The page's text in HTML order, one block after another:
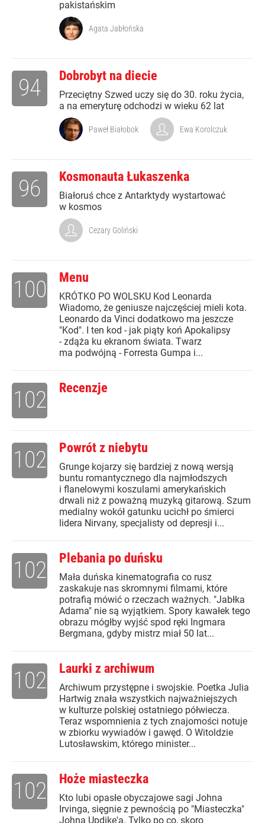
pakistańskim
Agata Jabłońska
Dobrobyt na diecie
Przeciętny Szwed uczy się do 30. roku życia,
a na emeryturę odchodzi w wieku 62 lat
94
Paweł Białobok Ewa Korolczuk
Kosmonauta Łukaszenka
Białoruś chce z Antarktydy wystartować
w kosmos
96
Cezary Goliński
Menu
KRÓTKO PO WOLSKU Kod Leonarda
Wiadomo, że geniusze najczęściej mieli kota.
Leonardo da Vinci dodatkowo ma jeszcze
"Kod". I ten kod - jak piąty koń Apokalipsy
- zdąża ku ekranom świata. Twarz
ma podwójną - Forresta Gumpa i...
100
Recenzje
102
Powrót z niebytu
Grunge kojarzy się bardziej z nową wersją
buntu romantycznego dla najmłodszych
i flanelowymi koszulami amerykańskich
drwali niż z poważną muzyką gitarową. Szum
medialny wokół gatunku ucichł po śmierci
lidera Nirvany, specjalisty od depresji i...
102
Plebania po duńsku
Mała duńska kinematografia co rusz
zaskakuje nas skromnymi filmami, które
potrafią mówić o rzeczach ważnych. "Jabłka
Adama" nie są wyjątkiem. Spory kawałek tego
obrazu mógłby wyjść spod ręki Ingmara
Bergmana, gdyby mistrz miał 50 lat...
102
Laurki z archiwum
Archiwum przystępne i swojskie. Poetka Julia
Hartwig znała wszystkich najważniejszych
w kulturze polskiej ostatniego półwiecza.
Teraz wspomnienia z tych znajomości notuje
w zbiorku wywiadów i gawęd. O Witoldzie
Lutosławskim, którego minister...
102
Hoże miasteczka
Kto lubi opasłe obyczajowe sagi Johna
Irvinga, sięgnie z pewnością po "Miasteczka"
Johna Updike'a. Tylko po co, skoro
102